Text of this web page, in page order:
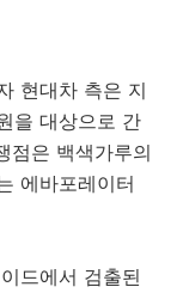
현대차 측은 지
을 대상으로 간
점은 백색가루의
에바포레이터
드에서 검출된